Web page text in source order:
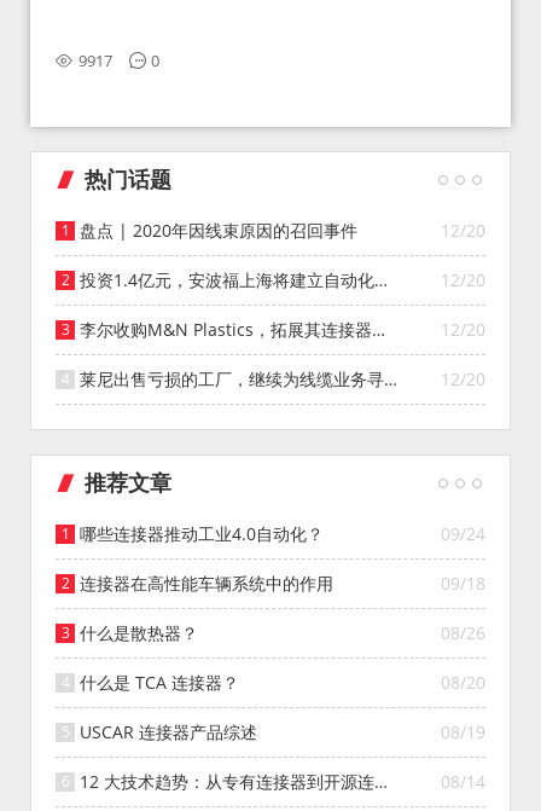
9917 0
热门话题
12/20
盘点 | 2020年因线束原因的召回事件
12/20
投资1.4亿元，安波福上海将建立自动化智
能仓库
12/20
李尔收购M&N Plastics，拓展其连接器系
统业务
12/20
莱尼出售亏损的工厂，继续为线缆业务寻找
投资者
推荐文章
09/24
哪些连接器推动工业4.0自动化？
09/18
连接器在高性能车辆系统中的作用
08/26
什么是散热器？
08/20
什么是 TCA 连接器？
08/19
USCAR 连接器产品综述
08/14
12 大技术趋势：从专有连接器到开源连接
器的演变